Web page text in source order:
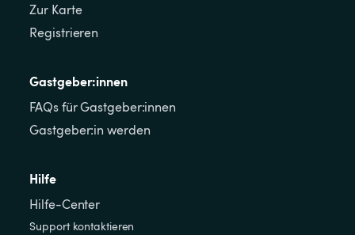
Zur Karte
Registrieren
Gastgeber:innen
FAQs für Gastgeber:innen
Gastgeber:in werden
Hilfe
Hilfe-Center
Support kontaktieren